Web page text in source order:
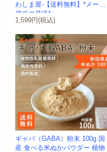
わしま屋-【送料無料】*メール
便での発送*
1,599円(税込)
ギャバ（GABA）粉末 100g 国
産 食べる米ぬかパウダー 植物